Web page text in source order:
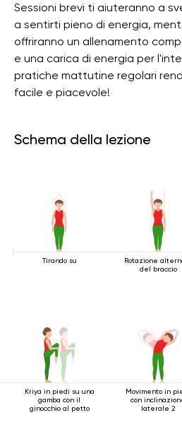
Sessioni brevi ti aiuteranno a
a sentirti pieno di energia,
offriranno un allenamento
e una carica di energia per
pratiche mattutine regolari
facile e piacevole!
Schema della lezione
Tirando su
Rotazione
del braccio
Kriya in piedi su una
gamba con il
ginocchio al petto
Movimento in
con
laterale 2